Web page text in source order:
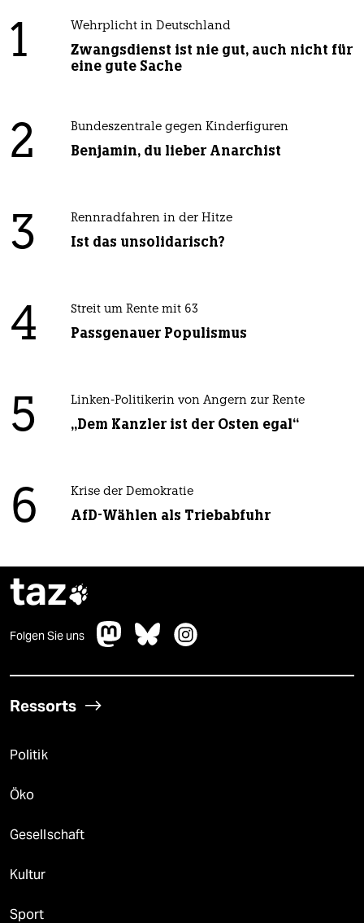
1 Wehrplicht in Deutschland
Zwangsdienst ist nie gut, auch nicht für
eine gute Sache
2 Bundeszentrale gegen Kinderfiguren
Benjamin, du lieber Anarchist
3 Rennradfahren in der Hitze
Ist das unsolidarisch?
4 Streit um Rente mit 63
Passgenauer Populismus
5 Linken-Politikerin von Angern zur Rente
„Dem Kanzler ist der Osten egal“
6 Krise der Demokratie
AfD-Wählen als Triebabfuhr
taz
Folgen Sie uns
Ressorts
Politik
Öko
Gesellschaft
Kultur
Sport